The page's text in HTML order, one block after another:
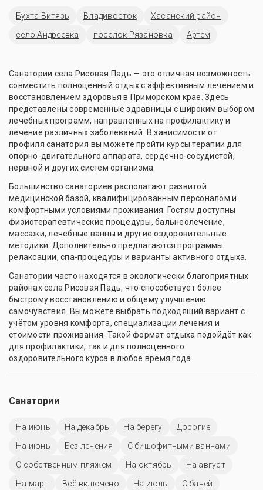
Бухта Витязь Владивосток
Хасанский район
село Андреевка
поселок Рязановка Артем
Санатории села Рисовая Падь — это отличная возможность
совместить полноценный отдых с эффективным лечением и
восстановлением здоровья в Приморском крае. Здесь
представлены современные здравницы с широким выбором
лечебных программ, направленных на профилактику и
лечение различных заболеваний. В зависимости от
профиля санатория вы можете пройти курсы терапии для
опорно-двигательного аппарата, сердечно-сосудистой,
нервной и других систем организма.
Большинство санаториев располагают развитой
медицинской базой, квалифицированным персоналом и
комфортными условиями проживания. Гостям доступны
физиотерапевтические процедуры, бальнеолечение,
массажи, лечебные ванны и другие оздоровительные
методики. Дополнительно предлагаются программы
релаксации, спа-процедуры и варианты активного отдыха.
Санатории часто находятся в экологически благоприятных
районах села Рисовая Падь, что способствует более
быстрому восстановлению и общему улучшению
самочувствия. Вы можете выбрать подходящий вариант с
учётом уровня комфорта, специализации лечения и
стоимости проживания. Такой формат отдыха подойдёт как
для профилактики, так и для полноценного
оздоровительного курса в любое время года.
Санатории
На июнь На декабрь На берегу
Дорогие
На июнь
Без лечения
С бишофитными ваннами
С собственным пляжем
На октябрь
На август
На март
Всё включено На июль С баней